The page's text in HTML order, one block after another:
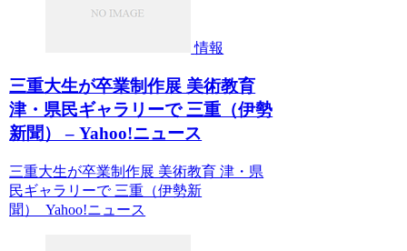
情報
三重大生が卒業制作展 美術教育
津・県民ギャラリーで 三重（伊勢
新聞） – Yahoo!ニュース
三重大生が卒業制作展 美術教育 津・県
民ギャラリーで 三重（伊勢新
聞） Yahoo!ニュース